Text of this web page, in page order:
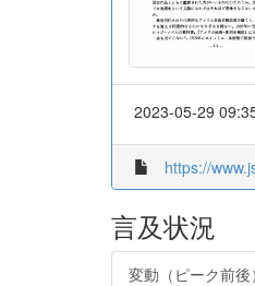
2023-05-29
https://
言及状況
変動（ピーク前後）